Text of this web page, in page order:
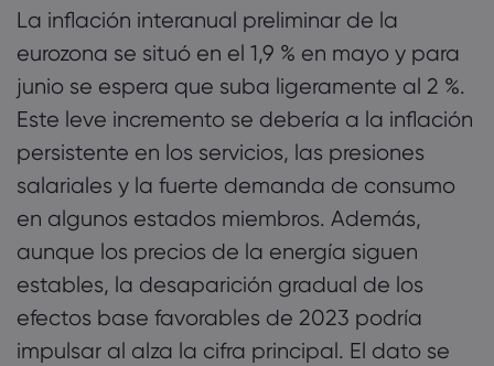
La inflación interanual preliminar de la
eurozona se situó en el 1,9 % en mayo y para
junio se espera que suba ligeramente al 2 %.
Este leve incremento se debería a la inflación
persistente en los servicios, las presiones
salariales y la fuerte demanda de consumo
en algunos estados miembros. Además,
aunque los precios de la energía siguen
estables, la desaparición gradual de los
efectos base favorables de 2023 podría
impulsar al alza la cifra principal. El dato se